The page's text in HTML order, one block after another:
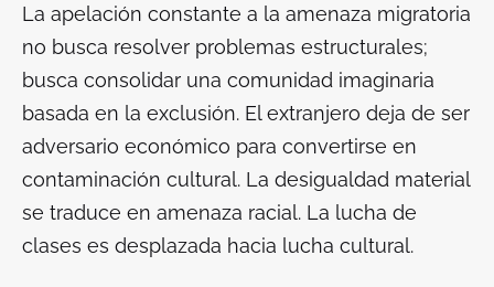
La apelación constante a la amenaza migratoria
no busca resolver problemas estructurales;
busca consolidar una comunidad imaginaria
basada en la exclusión. El extranjero deja de ser
adversario económico para convertirse en
contaminación cultural. La desigualdad material
se traduce en amenaza racial. La lucha de
clases es desplazada hacia lucha cultural.